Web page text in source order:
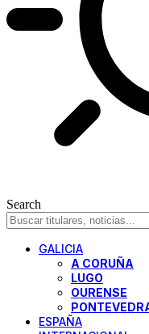
Search
GALICIA
A CORUÑA
LUGO
OURENSE
ESPAÑA